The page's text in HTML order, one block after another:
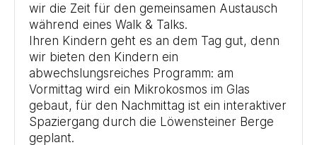
wir die Zeit für den gemeinsamen Austausch
während eines Walk & Talks.
Ihren Kindern geht es an dem Tag gut, denn
wir bieten den Kindern ein
abwechslungsreiches Programm: am
Vormittag wird ein Mikrokosmos im Glas
gebaut, für den Nachmittag ist ein interaktiver
Spaziergang durch die Löwensteiner Berge
geplant.